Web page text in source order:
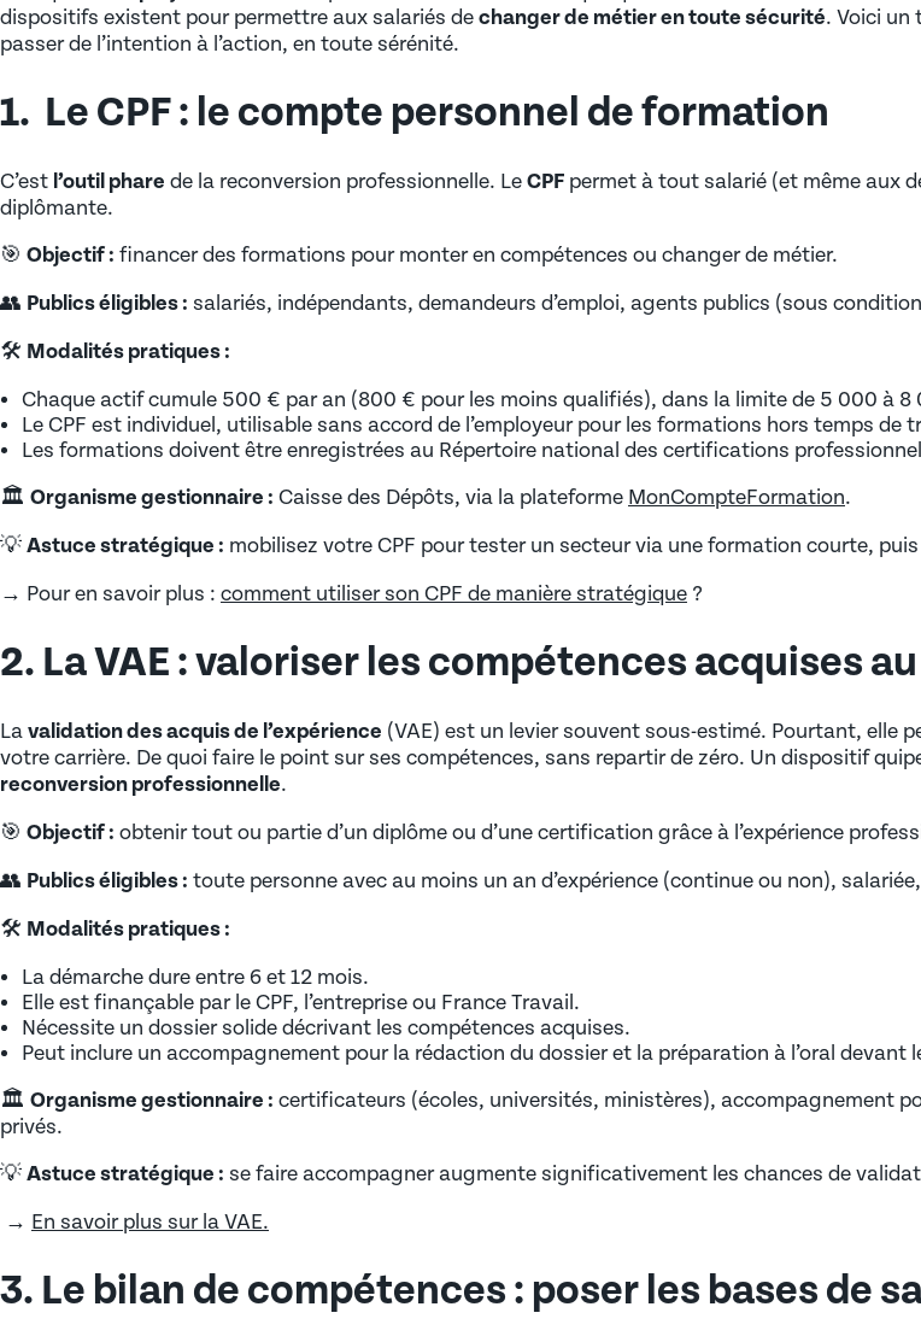
Logistique et transport
Tourisme, hôtellerie, restauration
Tous nos domaines
Niveau 6 (BAC+3/ BAC+4 ou équivalent)
Administratif, comptabilité, paie
Commerce, achats, marketing
Santé
CERTIFICATIONS ET HABILITATIONS
CACES
Certificat de compétences en Entreprise (CCE)
Certification de langues
Certifications en bureautique
Autorisation d’Intervention à Proximité des Réseaux (AIPR)
S.S.I.A.P
Habilitations électriques
Formation Sauveteur Secouriste au Travail (S.S.T)
Habilitation travail en hauteur
CERTIFICATIONS ET HABILITATIONS
CACES
Certification de langues
Formation Sauveteur Secouriste au Travail (S.S.T)
FORMATIONS CADRES ET DIRIGEANTS
ALTERNANCE
Pourquoi recruter un alternant ?
Les aides au recrutement
La taxe d’apprentissage
Rôle du tuteur en entreprise
RECRUTEMENT
Déposer une offre d’emploi auprès de nos alumnis (réseau d’anciens)
Déposer une offre de recrutement en alternance
Déposer une offre de stage SFER
MISE EN LIGNE LE 10/01/2025
dispositifs existent pour permettre aux salariés de changer de métier en toute sécurité. Voici un
passer de l’intention à l’action, en toute sérénité.
1. Le CPF : le compte personnel de formation
C’est l’outil phare de la reconversion professionnelle. Le CPF permet à tout salarié (et même aux
diplômante.
🎯 Objectif : financer des formations pour monter en compétences ou changer de métier.
👥 Publics éligibles : salariés, indépendants, demandeurs d’emploi, agents publics (sous
🛠️ Modalités pratiques :
Chaque actif cumule 500 € par an (800 € pour les moins qualifiés), dans la limite de 5 000 à 8
Le CPF est individuel, utilisable sans accord de l’employeur pour les formations hors temps de
Les formations doivent être enregistrées au Répertoire national des certifications
🏛️ Organisme gestionnaire : Caisse des Dépôts, via la plateforme MonCompteFormation.
💡 Astuce stratégique : mobilisez votre CPF pour tester un secteur via une formation courte,
→ Pour en savoir plus : comment utiliser son CPF de manière stratégique ?
2. La VAE : valoriser les compétences acquises
La validation des acquis de l’expérience (VAE) est un levier souvent sous-estimé. Pourtant, elle
votre carrière. De quoi faire le point sur ses compétences, sans repartir de zéro. Un dispositif
reconversion professionnelle.
🎯 Objectif : obtenir tout ou partie d’un diplôme ou d’une certification grâce à l’expérience
👥 Publics éligibles : toute personne avec au moins un an d’expérience (continue ou non),
🛠️ Modalités pratiques :
La démarche dure entre 6 et 12 mois.
Elle est finançable par le CPF, l’entreprise ou France Travail.
Nécessite un dossier solide décrivant les compétences acquises.
Peut inclure un accompagnement pour la rédaction du dossier et la préparation à l’oral devant
🏛️ Organisme gestionnaire : certificateurs (écoles, universités, ministères), accompagnement
privés.
💡 Astuce stratégique : se faire accompagner augmente significativement les chances de
→ En savoir plus sur la VAE.
3. Le bilan de compétences : poser les bases de